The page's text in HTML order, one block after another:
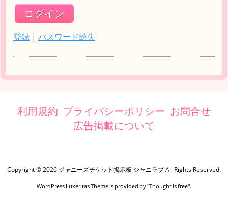
登録 | パスワード紛失
利用規約 プライバシーポリシー お問合せ
広告掲載について
Copyright ©2026 ジャニーズチケット掲示板 ジャニラブAll Rights Reserved.
WordPress Luxeritas Theme is provided by "Thought is free".